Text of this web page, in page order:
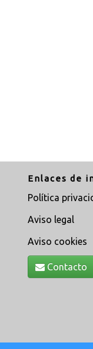
Enlaces de
Política
Aviso legal
Aviso cookies
Contacto